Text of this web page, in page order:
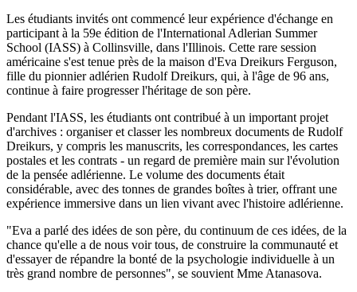
Les étudiants invités ont commencé leur expérience d'échange en
participant à la 59e édition de l'International Adlerian Summer
School (IASS) à Collinsville, dans l'Illinois. Cette rare session
américaine s'est tenue près de la maison d'Eva Dreikurs Ferguson,
fille du pionnier adlérien Rudolf Dreikurs, qui, à l'âge de 96 ans,
continue à faire progresser l'héritage de son père.
Pendant l'IASS, les étudiants ont contribué à un important projet
d'archives : organiser et classer les nombreux documents de Rudolf
Dreikurs, y compris les manuscrits, les correspondances, les cartes
postales et les contrats - un regard de première main sur l'évolution
de la pensée adlérienne. Le volume des documents était
considérable, avec des tonnes de grandes boîtes à trier, offrant une
expérience immersive dans un lien vivant avec l'histoire adlérienne.
"Eva a parlé des idées de son père, du continuum de ces idées, de la
chance qu'elle a de nous voir tous, de construire la communauté et
d'essayer de répandre la bonté de la psychologie individuelle à un
très grand nombre de personnes", se souvient Mme Atanasova.